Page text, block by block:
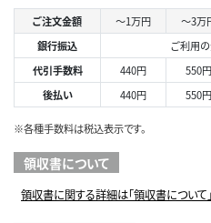
ご注文金額 ～1万円 ～3万
銀行振込
ご利用
代引手数料
440円 550円
後払い
440円 550円
※各種手数料は税込表示です。
領収書について
領収書に関する詳細は「領収書について